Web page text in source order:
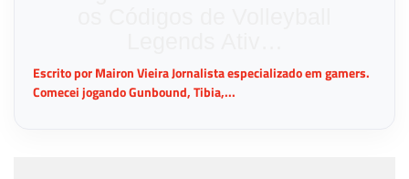
Escrito por Mairon Vieira Jornalista especializado em gamers.
Comecei jogando Gunbound, Tibia,...